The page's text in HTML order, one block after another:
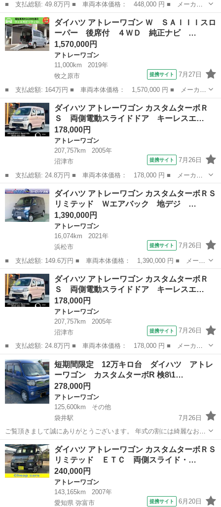
■ 支払総額: 49.8万円 ■ 車両本体価格： 448,000 円 ■ メーカー
名： ダイハツ ■ 車種名： アトレーワゴン ■ グレード名： カ
スタムターボＲ ブラックエディション ＥＴＣ 両側スライドド
ア ナビ キー...
静岡 島田市 アトレーワゴン
ダイハツ アトレーワゴン Ｗ ＳＡＩＩＩスロ
ーパー 後席付 ４ＷＤ 純正ナビ …
1,570,000円
アトレーワゴン
11,000km
2019年
牧之原市
提携サイト 7月27日
■ 支払総額: 164万円 ■ 車両本体価格： 1,570,000 円 ■ メーカー
名： ダイハツ ■ 車種名： アトレーワゴン ■ グレード名：
Ｗ ＳＡＩＩＩスローパー 後席付 ４ＷＤ 純正ナビ バックカメ
ラ キーレス...
静岡 牧之原市 アトレーワゴン
ダイハツ アトレーワゴン カスタムターボＲ
Ｓ 両側電動スライドドア キーレスエ…
178,000円
アトレーワゴン
207,757km
2005年
沼津市
提携サイト 7月26日
■ 支払総額: 24.8万円 ■ 車両本体価格： 178,000 円 ■ メーカー
名： ダイハツ ■ 車種名： アトレーワゴン ■ グレード名： カ
スタムターボＲＳ 両側電動スライドドア キーレスエントリー Ｈ
ＩＤヘッドラ...
静岡 沼津市 アトレーワゴン
ダイハツ アトレーワゴン カスタムターボＲＳ
リミテッド Ｗエアバック 地デジ …
1,390,000円
アトレーワゴン
16,074km
2021年
浜松市
提携サイト 7月26日
■ 支払総額: 149.6万円 ■ 車両本体価格： 1,390,000 円 ■ メーカ
ー名： ダイハツ ■ 車種名： アトレーワゴン ■ グレード名：
カスタムターボＲＳリミテッド Ｗエアバック 地デジ 整備記録
簿 キーレ...
静岡 浜松市 アトレーワゴン
ダイハツ アトレーワゴン カスタムターボＲ
Ｓ 両側電動スライドドア キーレスエ…
178,000円
アトレーワゴン
207,757km
2005年
沼津市
提携サイト 7月26日
■ 支払総額: 24.8万円 ■ 車両本体価格： 178,000 円 ■ メーカー
名： ダイハツ ■ 車種名： アトレーワゴン ■ グレード名： カ
スタムターボＲＳ 両側電動スライドドア キーレスエントリー Ｈ
ＩＤヘッドラ...
静岡 沼津市 アトレーワゴン
短期間限定 12万キロ台 ダイハツ アトレ
ーワゴン カスタムターボR 検8\1…
278,000円
アトレーワゴン
125,600km
その他
袋井駅
7月26日
ご覧頂きまして誠にありがとうございます。 年式の割には綺麗なお車
ですので一度現車確認していただけたら幸いです。 諸費用0円！！リ
サイクル料金など込み込みです！！ ダイハツ アトレーワゴン カス
タムターボR DAIHA...
静岡 袋井市 袋井駅 アトレーワゴン
ダイハツ アトレーワゴン カスタムターボＲＳ
リミテッド ＥＴＣ 両側スライド・…
240,000円
アトレーワゴン
143,165km
2007年
愛知県 弥富市
提携サイト 6月20日